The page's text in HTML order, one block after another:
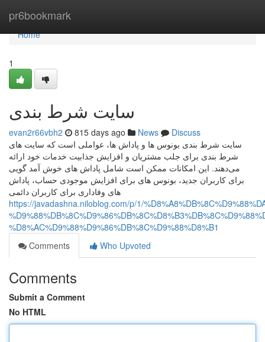
pr6bookmark
Home
Home
1
سایت شرط بندی
evan2r66vbh2 815 days ago News
Discuss
سایت شرط بندی بونوس‌ ها و پاداش‌ ها، عواملی است که سایت‌ های
شرط بندی برای جلب مشتریان و افزایش جذابیت خدمات خود ارائه
می‌دهند. این امکانات ممکن است شامل پاداش‌ های خوش‌ آمد گویی
برای کاربران جدید، بونوس‌ های برای افزایش موجودی حساب، پاداش‌
های وفاداری برای کاربران دائمی
https://javadashna.niloblog.com/p/1/
%D8%AC%D9%88%D9%86%DB%8C%D9%88%D8%B1
Comments
Who Upvoted
Comments
Submit a Comment
No HTML